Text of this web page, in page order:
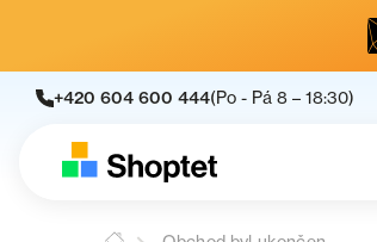
+420 604 600 444(Po - Pá 8 – 18:30)